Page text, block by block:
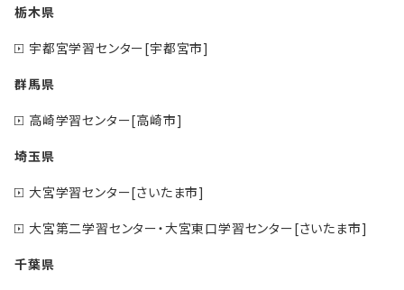
栃木県
宇都宮学習センター[宇都宮市]
群馬県
高崎学習センター[高崎市]
埼玉県
大宮学習センター[さいたま市]
大宮第二学習センター・大宮東口学習センター[さいたま市]
千葉県